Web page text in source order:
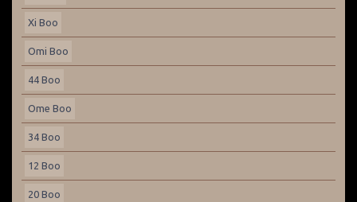
Xi Boo
Omi Boo
44 Boo
Ome Boo
34 Boo
12 Boo
20 Boo